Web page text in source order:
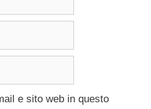
e sito web in questo